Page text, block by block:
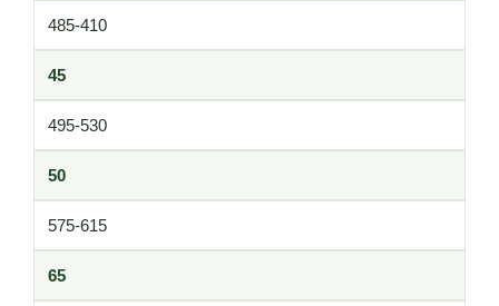
485-410
45
495-530
50
575-615
65